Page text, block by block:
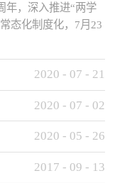
年，深入推进“两学
态化制度化，7月23
一党支部举办了“学
2020 - 07 - 21
2020 - 07 - 02
2020 - 05 - 26
2017 - 09 - 13